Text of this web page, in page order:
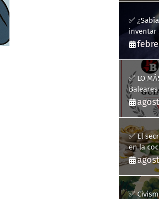
✅
inventar
sueñas?
✅ LO
más de
✅ El
en la
diario
✅